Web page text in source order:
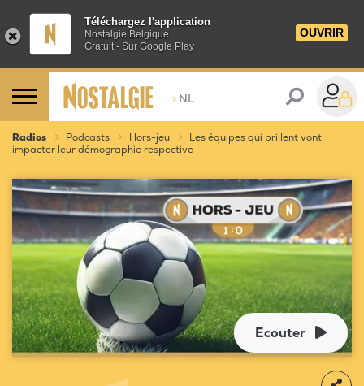
Téléchargez l'application
Nostalgie Belgique
Gratuit - Sur Google Play
OUVRIR
> NL
Radios Podcasts Hors-jeu
Les équipes qui brillent vont
impacter leur démographie respective
Ecouter